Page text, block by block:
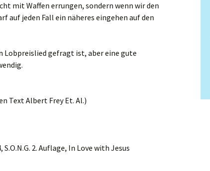
mit Waffen errungen, sondern wenn wir den
auf jeden Fall ein näheres eingehen auf den
Lobpreislied gefragt ist, aber eine gute
Text Albert Frey Et. Al.)
2. Auflage, In Love with Jesus